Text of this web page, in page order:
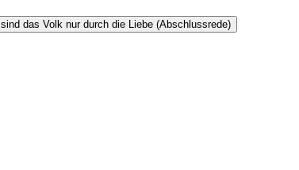
das Volk nur durch die Liebe (Abschlussrede)